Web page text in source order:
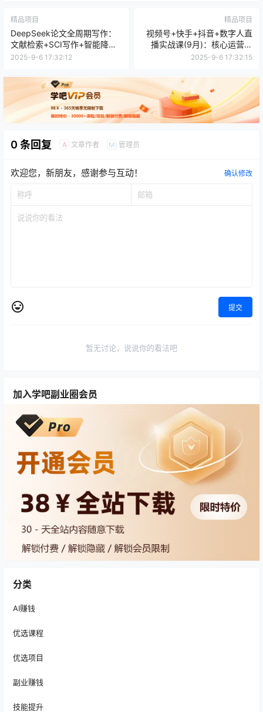
精品项目
DeepSeek论文全周期写作：
文献检索+SCI写作+智能降
重，发表效率提升300%
2025-9-6 17:32:12
精品项目
视频号+快手+抖音+数字人直
播实战课(9月)：核心运营技
能，单月涨粉10万+
2025-9-6 17:32:15
0 条回复 A 文章作者 M 管理员
欢迎您，新朋友，感谢参与互动！ 确认修改
提交
暂无讨论，说说你的看法吧
加入学吧副业圈会员
分类
AI赚钱
优选课程
优选项目
副业赚钱
技能提升